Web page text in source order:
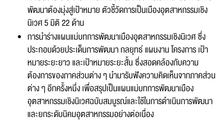
พัฒนาต้องมุ่งสู่เป้าหมาย ตัวชี้วัดการเป็นเมืองอุตสาหกรรมเชิง
นิเวศ 5 มิติ 22 ด้าน
การนำร่างแผนแม่บทการพัฒนาเมืองอุตสาหกรรมเชิงนิเวศ ซึ่ง
ประกอบด้วยประเด็นการพัฒนา กลยุทธ์ แผนงาน โครงการ เป้า
หมายระยะยาว และเป้าหมายระยะสั้น ซึ่งสอดคล้องกับความ
ต้องการของภาคส่วนต่าง ๆ นำมารับฟังความคิดเห็นจากภาคส่วน
ต่าง ๆ อีกครั้งหนึ่ง เพื่อสรุปเป็นแผนแม่บทการพัฒนาเมือง
อุตสาหกรรมเชิงนิเวศฉบับสมบูรณ์และใช้ในการดำเนินการพัฒนา
และยกระดับนิคมอุตสาหกรรมอย่างต่อเนื่อง